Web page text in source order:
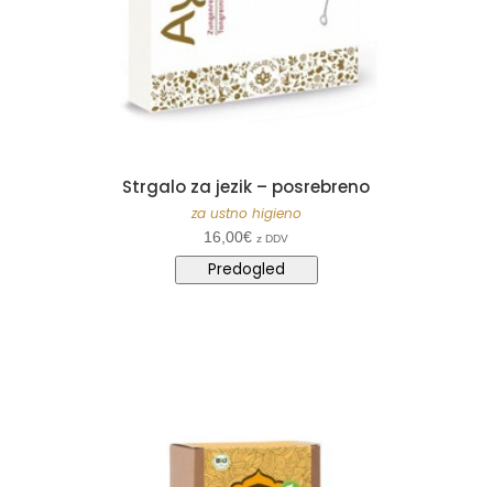
Strgalo za jezik – posrebreno
za ustno higieno
16,00€ z DDV
Predogled